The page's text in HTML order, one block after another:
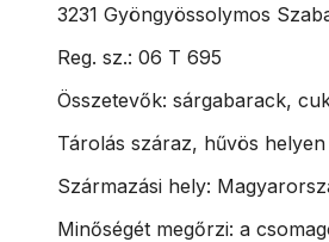
3231 Gyöngyössolymos
Reg. sz.: 06 T 695
Összetevők: sárgabarack,
Tárolás száraz, hűvös helyen
Származási hely:
Minőségét megőrzi: a